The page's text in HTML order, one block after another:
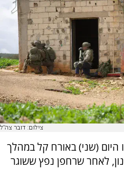
צילום: דובר צה"ל
(שני) באורח קל במהלך
לאחר שרחפן נפץ ששוגר